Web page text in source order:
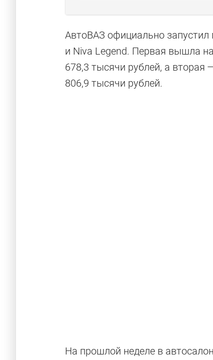
АвтоВАЗ официально
и Niva Legend. Первая вышла
678,3 тысячи рублей, а вторая
806,9 тысячи рублей.
На прошлой неделе в